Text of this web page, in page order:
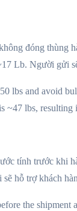
đóng
Lb. Người gửi
50 lbs and avoid
~47 lbs,
tính trước khi
hỗ trợ khách
the